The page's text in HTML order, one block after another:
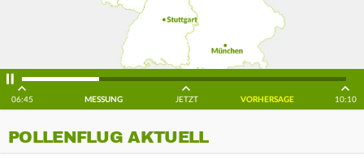
06:45 MESSUNG JETZT VORHERSAGE 10:10
POLLENFLUG AKTUELL